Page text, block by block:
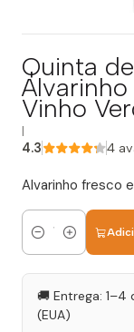
Quinta
Vinho
4.3 4
Alvarinho fresco
Quantidade
🚚 Entrega: 1–4
(EUA)